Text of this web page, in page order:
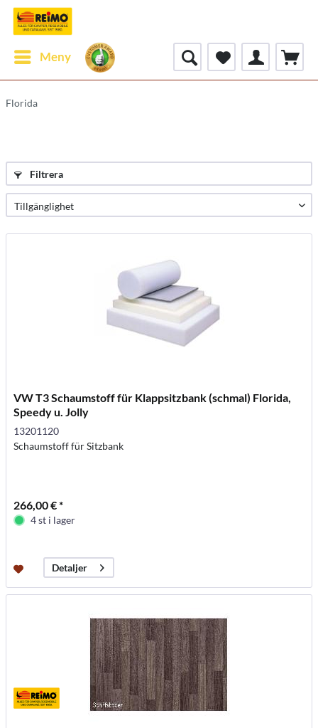
Meny
Florida
Filtrera
VW T3 Schaumstoff für Klappsitzbank (schmal) Florida,
Speedy u. Jolly
13201120
Schaumstoff für Sitzbank
266,00 € *
4 st i lager
Detaljer